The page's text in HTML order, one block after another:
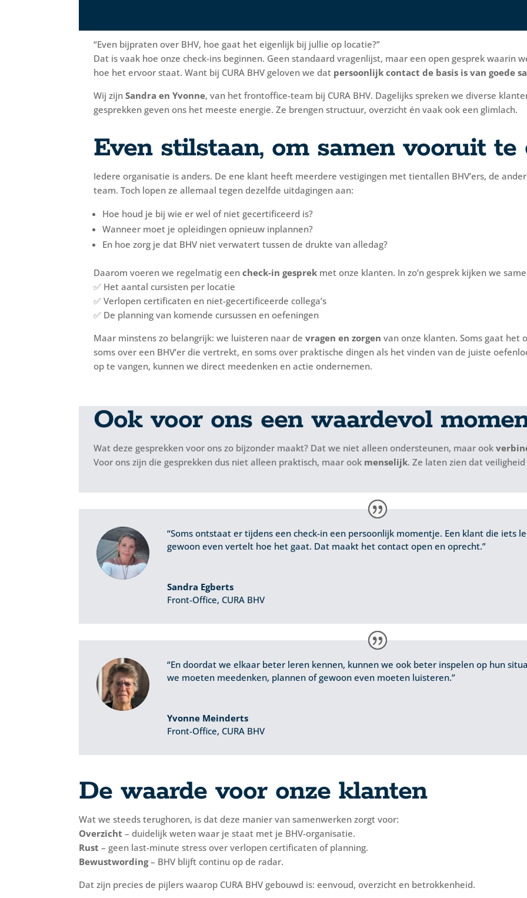
“Even bijpraten over BHV, hoe gaat het eigenlijk bij jullie op locatie?”
Dat is vaak hoe onze check-ins beginnen. Geen standaard vragenlijst, maar een open gesprek waarin
hoe het ervoor staat. Want bij CURA BHV geloven we dat persoonlijk contact de basis is van goede
Wij zijnSandra en Yvonne, van het frontoffice-team bij CURA BHV. Dagelijks spreken we diverse
gesprekken geven ons het meeste energie. Ze brengen structuur, overzicht én vaak ook een glimlach.
Even stilstaan, om samen vooruit te
Iedere organisatie is anders. De ene klant heeft meerdere vestigingen met tientallen BHV’ers, de
team. Toch lopen ze allemaal tegen dezelfde uitdagingen aan:
Hoe houd je bij wie er wel of niet gecertificeerd is?
Wanneer moet je opleidingen opnieuw inplannen?
En hoe zorg je dat BHV niet verwatert tussen de drukte van alledag?
Daarom voeren we regelmatig eencheck-in gesprek met onze klanten. In zo’n gesprek kijken we
✅ Het aantal cursisten per locatie
✅ Verlopen certificaten en niet-gecertificeerde collega’s
✅ De planning van komende cursussen en oefeningen
Maar minstens zo belangrijk: we luisteren naar devragen en zorgen van onze klanten. Soms gaat het
soms over een BHV’er die vertrekt, en soms over praktische dingen als het vinden van de juiste
op te vangen, kunnen we direct meedenken en actie ondernemen.
Ook voor ons een waardevol
Wat deze gesprekken voor ons zo bijzonder maakt? Dat we niet alleen ondersteunen, maar ook
Voor ons zijn die gesprekken dus niet alleen praktisch, maar ook menselijk. Ze laten zien dat
“Soms ontstaat er tijdens een check-in een persoonlijk momentje. Een klant die iets
gewoon even vertelt hoe het gaat. Dat maakt het contact open en oprecht.”
Sandra Egberts
Front-Office, CURA BHV
“En doordat we elkaar beter leren kennen, kunnen we ook beter inspelen op hun
we moeten meedenken, plannen of gewoon even moeten luisteren.”
Yvonne Meinderts
Front-Office, CURA BHV
De waarde voor onze klanten
Wat we steeds terughoren, is dat deze manier van samenwerken zorgt voor:
Overzicht – duidelijk weten waar je staat met je BHV-organisatie.
Rust – geen last-minute stress over verlopen certificaten of planning.
Bewustwording– BHV blijft continu op de radar.
Dat zijn precies de pijlers waarop CURA BHV gebouwd is: eenvoud, overzicht en betrokkenheid.